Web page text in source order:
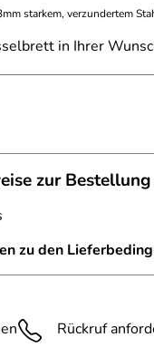
starkem, verzundertem
in Ihrer
Stahl, verzundert
mm
geschraubt
zur Bestellung
zu den
Rückruf